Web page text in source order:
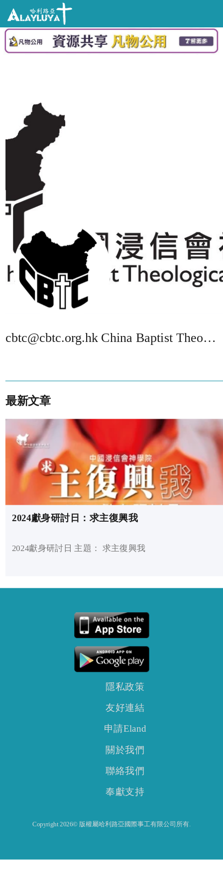
cbtc@cbtc.org.hk China Baptist Theological College Limited
最新文章
2024獻身研討日：求主復興我
2024獻身研討日 主題： 求主復興我
隱私政策
友好連結
申請Eland
關於我們
聯絡我們
奉獻支持
Copyright 2026© 版權屬哈利路亞國際事工有限公司所有.